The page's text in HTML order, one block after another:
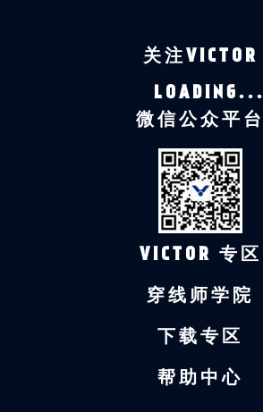
关注VICTOR
LOADING...
微信公众平台
VICTOR 专区
穿线师学院
下载专区
帮助中心